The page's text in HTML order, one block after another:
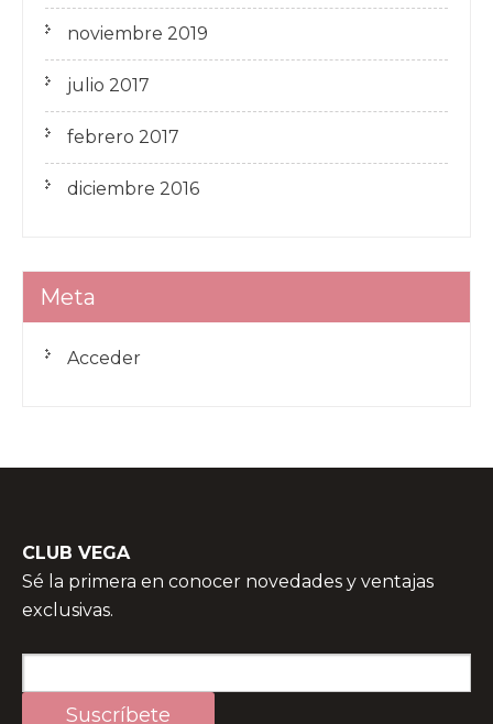
noviembre 2019
julio 2017
febrero 2017
diciembre 2016
Meta
Acceder
CLUB VEGA
Sé la primera en conocer novedades y ventajas
exclusivas.